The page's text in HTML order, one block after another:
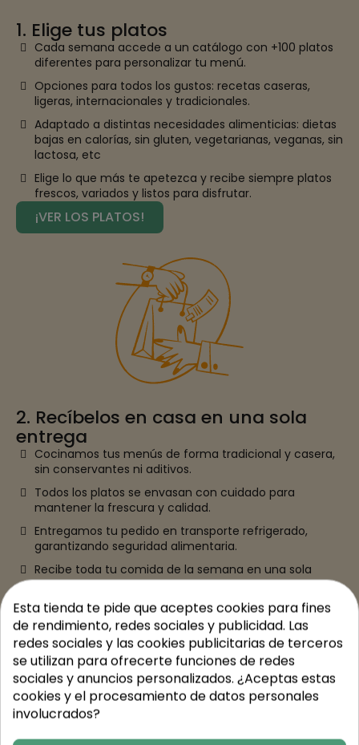
1. Elige tus platos
Cada semana accede a un catálogo con +100 platos
diferentes para personalizar tu menú.
Opciones para todos los gustos: recetas caseras,
ligeras, internacionales y tradicionales.
Adaptado a distintas necesidades alimenticias: dietas
bajas en calorías, sin gluten, vegetarianas, veganas, sin
lactosa, etc
Elige lo que más te apetezca y recibe siempre platos
frescos, variados y listos para disfrutar.
¡VER LOS PLATOS!
2. Recíbelos en casa en una sola
entrega
Cocinamos tus menús de forma tradicional y casera,
sin conservantes ni aditivos.
Todos los platos se envasan con cuidado para
mantener la frescura y calidad.
Entregamos tu pedido en transporte refrigerado,
garantizando seguridad alimentaria.
Recibe toda tu comida de la semana en una sola
entrega, lista para guardar en tu nevera.
3. ¡Calentar y disfrutar!
Esta tienda te pide que aceptes cookies para fines
de rendimiento, redes sociales y publicidad. Las
redes sociales y las cookies publicitarias de terceros
se utilizan para ofrecerte funciones de redes
sociales y anuncios personalizados. ¿Aceptas estas
cookies y el procesamiento de datos personales
involucrados?